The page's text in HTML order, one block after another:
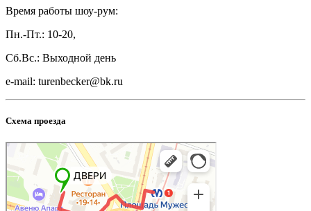
Время работы шоу-рум:
Пн.-Пт.: 10-20,
Сб.Вс.: Выходной день
e-mail: turenbecker@bk.ru
Схема проезда